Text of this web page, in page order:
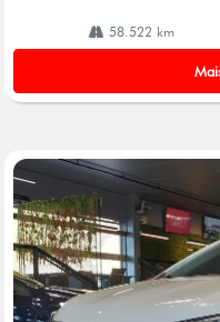
58.522 km